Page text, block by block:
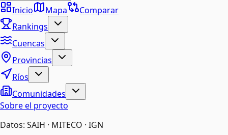
Inicio Mapa
Comparar
Rankings
Cuencas
Provincias
Ríos
Comunidades
Sobre el proyecto
Datos: SAIH · MITECO · IGN